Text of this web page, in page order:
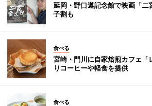
延岡・野口遵記念館で映画「
子割も
食べる
宮崎・門川に自家焙煎カフェ
りコーヒーや軽食を提供
食べる